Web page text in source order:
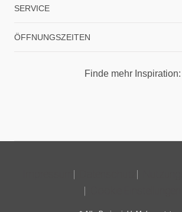
SERVICE
ÖFFNUNGSZEITEN
Finde mehr Inspiration: